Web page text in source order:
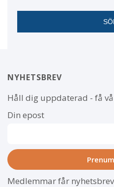
NYHETSBREV
Håll dig uppdaterad - få
Din epost
Medlemmar får